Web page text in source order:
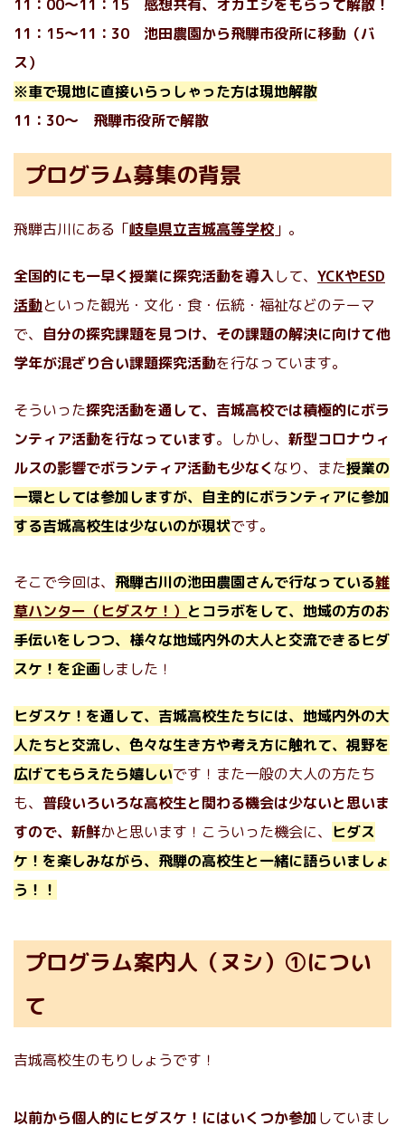
11：00〜11：15 感想共有、オカエシをもらって解散！
11：15〜11：30 池田農園から飛騨市役所に移動（バ
ス）
※車で現地に直接いらっしゃった方は現地解散
11：30〜 飛騨市役所で解散
プログラム募集の背景
飛騨古川にある「岐阜県立吉城高等学校 」。
全国的にも一早く授業に探究活動を導入して、 YCKやESD
活動といった観光・文化・食・伝統・福祉などのテーマ
で、 自分の探究課題を見つけ、その課題の解決に向けて他
学年が混ざり合い課題探究活動を行なっています。
そういった探究活動を通して、吉城高校では積極的にボラ
ンティア活動を行なっています。しかし、 新型コロナウィ
ルスの影響でボランティア活動も少なくなり、また授業の
一環としては参加しますが、自主的にボランティアに参加
する吉城高校生は少ないのが現状です。
そこで今回は、 飛騨古川の池田農園さんで行なっている雑
草ハンター（ヒダスケ！） とコラボをして、地域の方のお
手伝いをしつつ、様々な地域内外の大人と交流できるヒダ
スケ！を企画しました！
ヒダスケ！を通して、吉城高校生たちには、地域内外の大
人たちと交流し、色々な生き方や考え方に触れて、視野を
広げてもらえたら嬉しいです！また一般の大人の方たち
も、 普段いろいろな高校生と関わる機会は少ないと思いま
すので、新鮮かと思います！こういった機会に、 ヒダス
ケ！を楽しみながら、飛騨の高校生と一緒に語らいましょ
う！！
プログラム案内人（ヌシ）①につい
て
吉城高校生のもりしょうです！
以前から個人的にヒダスケ！にはいくつか参加 していまし